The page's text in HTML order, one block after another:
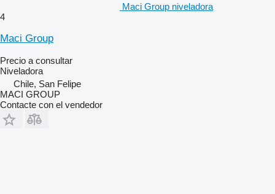
Maci Group niveladora
4
Maci Group
Precio a consultar
Niveladora
Chile, San Felipe
MACI GROUP
Contacte con el vendedor